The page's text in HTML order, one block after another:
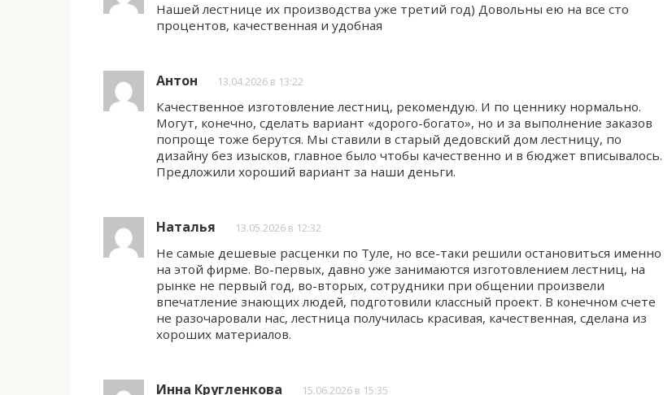
Нашей лестнице их производства уже третий год) Довольны ею на все сто
процентов, качественная и удобная
Антон 13.04.2026 в 13:22
Качественное изготовление лестниц, рекомендую. И по ценнику нормально.
Могут, конечно, сделать вариант «дорого-богато», но и за выполнение заказов
попроще тоже берутся. Мы ставили в старый дедовский дом лестницу, по
дизайну без изысков, главное было чтобы качественно и в бюджет вписывалось.
Предложили хороший вариант за наши деньги.
Наталья 13.05.2026 в 12:32
Не самые дешевые расценки по Туле, но все-таки решили остановиться именно
на этой фирме. Во-первых, давно уже занимаются изготовлением лестниц, на
рынке не первый год, во-вторых, сотрудники при общении произвели
впечатление знающих людей, подготовили классный проект. В конечном счете
не разочаровали нас, лестница получилась красивая, качественная, сделана из
хороших материалов.
Инна Кругленкова 15.06.2026 в 15:35